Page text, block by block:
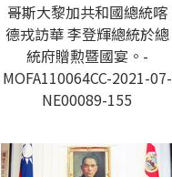
哥斯大黎加共和國總統喀
德戎訪華 李登輝總統於總
統府贈勲暨國宴。-
MOFA110064CC-2021-07-
NE00089-155